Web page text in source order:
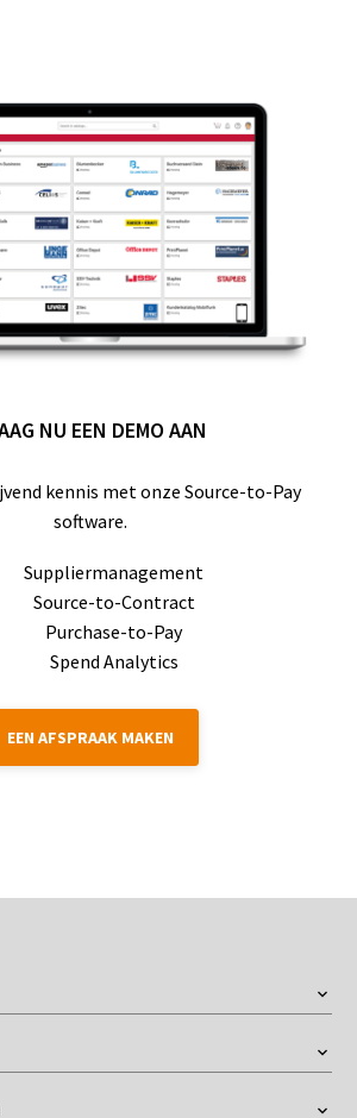
NU EEN DEMO AAN
kennis met onze Source-to-Pay
software.
Suppliermanagement
Source-to-Contract
Purchase-to-Pay
Spend Analytics
EEN AFSPRAAK MAKEN